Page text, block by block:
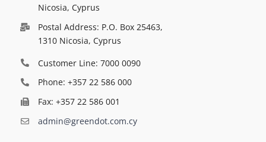
Nicosia, Cyprus
Postal Address: P.O. Box 25463,
1310 Nicosia, Cyprus
Customer Line: 7000 0090
Phone: +357 22 586 000
Fax: +357 22 586 001
admin@greendot.com.cy